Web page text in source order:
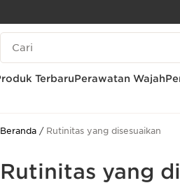
LEWATI KE KONTEN
Legenda Pencarian
TerbaruPerawatan Wajah
Beranda Rutinitas yang disesuaikan
Rutinitas yang